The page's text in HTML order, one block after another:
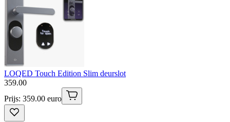
LOQED Touch Edition Slim deurslot
359.00
Prijs: 359.00 euro